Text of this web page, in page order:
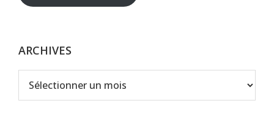
ARCHIVES